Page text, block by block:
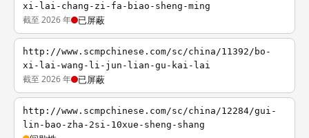
xi-lai-chang-zi-fa-biao-sheng-ming
截至 2026 年 已屏蔽
http://www.scmpchinese.com/sc/china/11392/bo-
xi-lai-wang-li-jun-lian-gu-kai-lai
截至 2026 年 已屏蔽
http://www.scmpchinese.com/sc/china/12284/gui-
lin-bao-zha-2si-10xue-sheng-shang